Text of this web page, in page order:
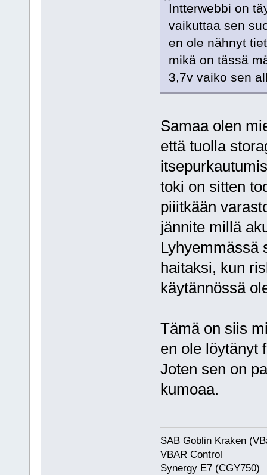
Intterwebbi on
vaikuttaa sen
en ole nähnyt
mikä on tässä
3,7v vaiko sen
Samaa olen
että tuolla
toki on sitten
piiitkään
jännite millä
Lyhyemmässä
haitaksi, kun
käytännössä
Tämä on siis
en ole löytänyt
Joten sen on
kumoaa.
SAB Goblin Kraken
VBAR Control
Synergy E7 (CGY750)